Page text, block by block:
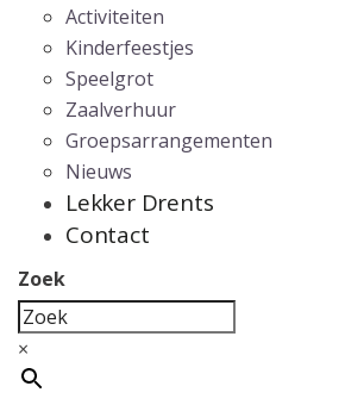
Activiteiten
Kinderfeestjes
Speelgrot
Zaalverhuur
Groepsarrangementen
Nieuws
Lekker Drents
Contact
Zoek
×